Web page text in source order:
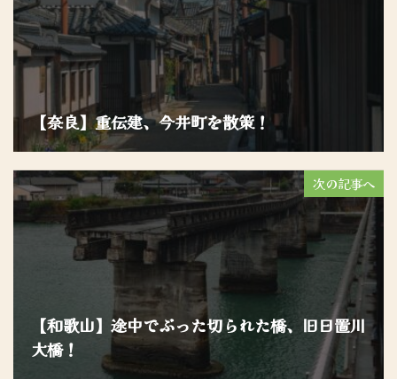
【奈良】重伝建、今井町を散策！
次の記事へ
【和歌山】途中でぶった切られた橋、旧日置川
大橋！